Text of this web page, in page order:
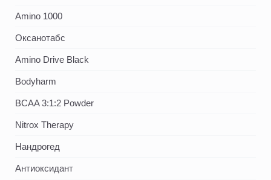
Amino 1000
Оксанотабс
Amino Drive Black
Bodyharm
BCAA 3:1:2 Powder
Nitrox Therapy
Нандрогед
Антиоксидант